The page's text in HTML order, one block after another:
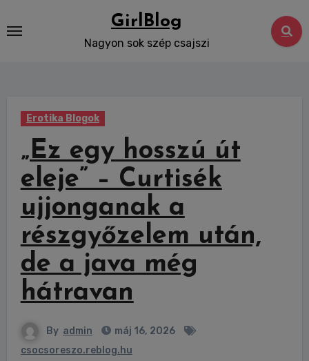
to
GirlBlog
Nagyon sok szép csajszi
Erotika Blogok
„Ez egy hosszú út
eleje” – Curtisék
ujjonganak a
részgyőzelem után,
de a java még
hátravan
By admin
máj 16, 2026
csocsoreszo.reblog.hu